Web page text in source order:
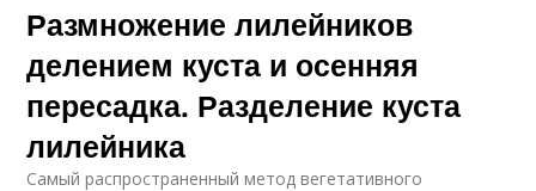
Размножение лилейников
делением куста и осенняя
пересадка. Разделение куста
лилейника
Самый распространенный метод вегетативного